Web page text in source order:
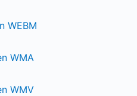
WEBM
WMA
WMV